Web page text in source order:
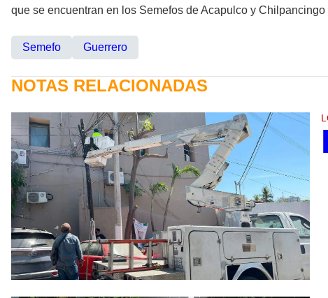
que se encuentran en los Semefos de Acapulco y
Semefo Guerrero
NOTAS RELACIONADAS